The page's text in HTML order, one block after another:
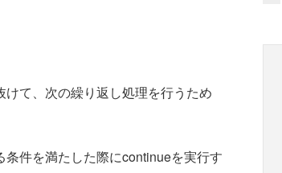
て、次の繰り返し処理を行うため
件を満たした際にcontinueを実行す